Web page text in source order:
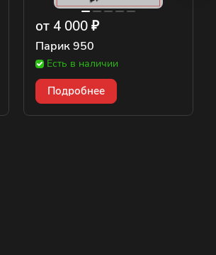
от 4 000 ₽
Парик 950
Есть в наличии
Подробнее